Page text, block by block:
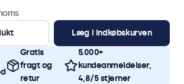
Læg i indkøbskurven
Gratis
fragt og
retur
5.000+
kundeanmeldelser,
4,8/5 stjerner